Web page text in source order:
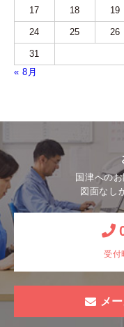
17 18 19
24 25 26
31
« 8月
国津への
図面なし
受付
メ